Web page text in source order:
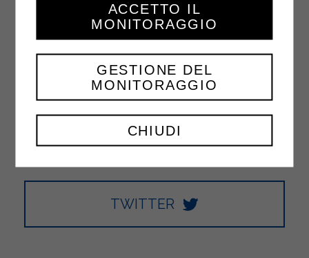
FACEBOOK
YOUTUBE
TWITTER
CHIUDI
GESTIONE DEL
MONITORAGGIO
ACCETTO IL
MONITORAGGIO